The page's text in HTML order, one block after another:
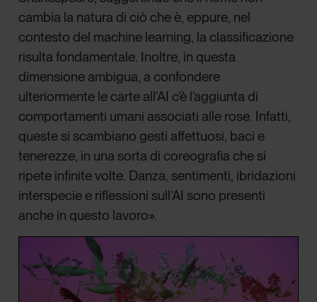
cambia la natura di ciò che è, eppure, nel
contesto del machine learning, la classificazione
risulta fondamentale. Inoltre, in questa
dimensione ambigua, a confondere
ulteriormente le carte all’AI c’è l’aggiunta di
comportamenti umani associati alle rose. Infatti,
queste si scambiano gesti affettuosi, baci e
tenerezze, in una sorta di coreografia che si
ripete infinite volte. Danza, sentimenti, ibridazioni
interspecie e riflessioni sull’AI sono presenti
anche in questo lavoro».